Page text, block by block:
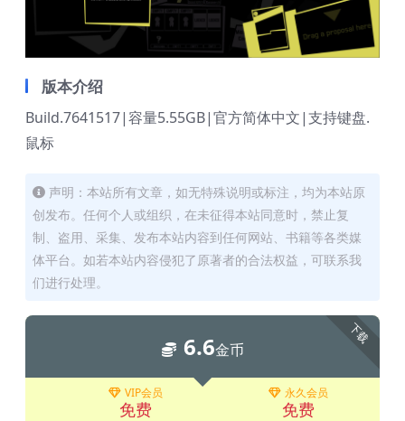
版本介绍
Build.7641517|容量5.55GB|官方简体中文|支持键盘.
鼠标
声明：本站所有文章，如无特殊说明或标注，均为本站原
创发布。任何个人或组织，在未征得本站同意时，禁止复
制、盗用、采集、发布本站内容到任何网站、书籍等各类媒
体平台。如若本站内容侵犯了原著者的合法权益，可联系我
们进行处理。
下载
6.6金币
VIP会员
免费
永久会员
免费